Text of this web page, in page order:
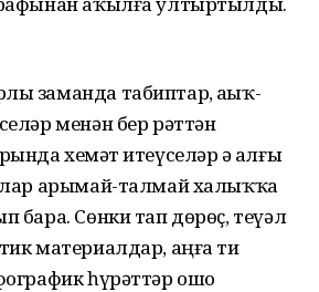
заманда табиптар, аҙыҡ-
менән бер рәттән
хеҙмәт итеүселәр ҙә алғы
арымай-талмай халыҡҡа
бара. Сөнки тап дөрөҫ, теүәл
материалдар, аңға тиҙ
һүрәттәр ошо